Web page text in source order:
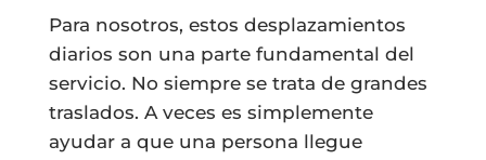
Para nosotros, estos desplazamientos
diarios son una parte fundamental del
servicio. No siempre se trata de grandes
traslados. A veces es simplemente
ayudar a que una persona llegue